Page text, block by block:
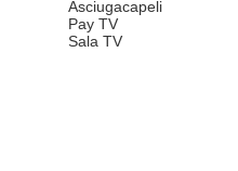
Asciugacapeli
Pay TV
Sala TV